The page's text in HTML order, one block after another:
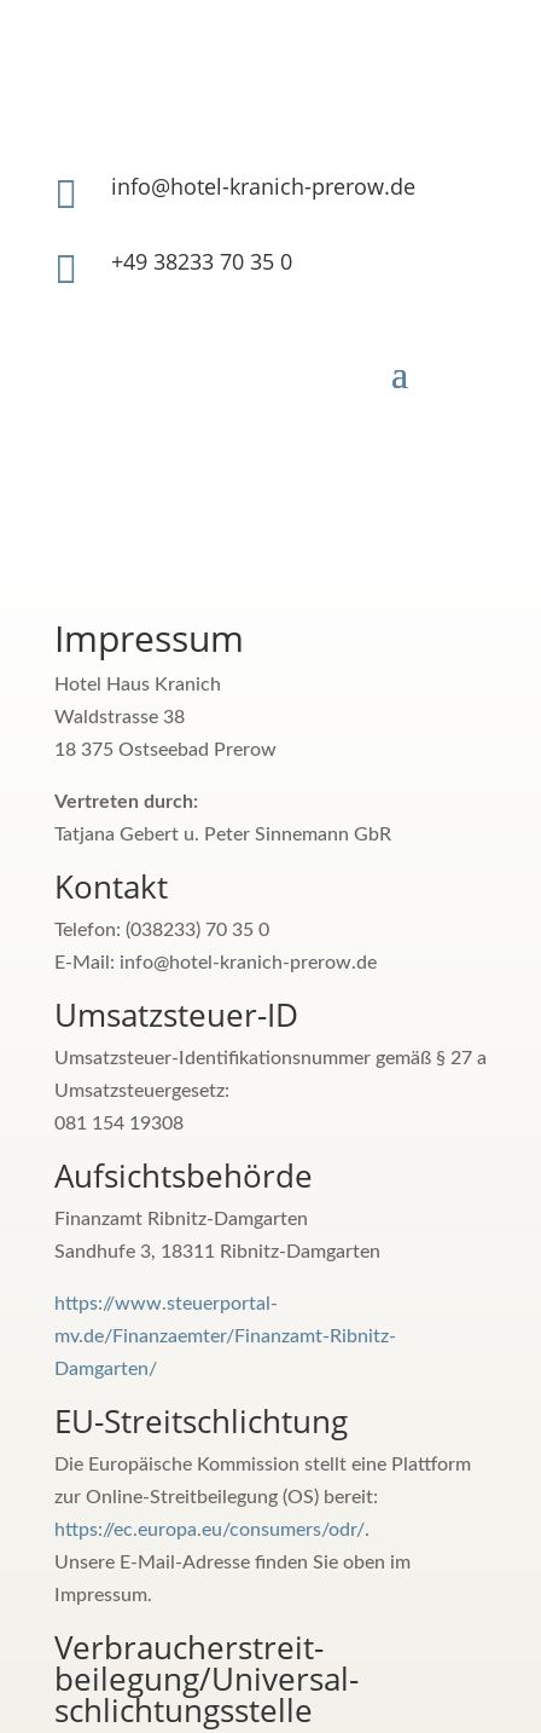
 info@hotel-kranich-prerow.de
 +49 38233 70 35 0
Impressum
Hotel Haus Kranich
Waldstrasse 38
18 375 Ostseebad Prerow
Vertreten durch:
Tatjana Gebert u. Peter Sinnemann GbR
Kontakt
Telefon: (038233) 70 35 0
E-Mail: info@hotel-kranich-prerow.de
Umsatzsteuer-ID
Umsatzsteuer-Identifikationsnummer gemäß § 27 a
Umsatzsteuergesetz:
081 154 19308
Aufsichtsbehörde
Finanzamt Ribnitz-Damgarten
Sandhufe 3, 18311 Ribnitz-Damgarten
https://www.steuerportal-
mv.de/Finanzaemter/Finanzamt-Ribnitz-
Damgarten/
EU-Streitschlichtung
Die Europäische Kommission stellt eine Plattform
zur Online-Streitbeilegung (OS) bereit:
https://ec.europa.eu/consumers/odr/.
Unsere E-Mail-Adresse finden Sie oben im
Impressum.
Verbraucher­streit­
beilegung/Universal­
schlichtungs­stelle